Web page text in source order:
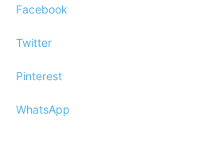
Facebook
Twitter
Pinterest
WhatsApp